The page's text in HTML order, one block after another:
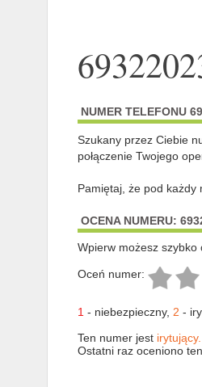
NUMER TELEFONU
Szukany przez Ciebie
połączenie Twojego
Pamiętaj, że pod każdy
OCENA NUMERU:
Wpierw możesz
Oceń numer:
1- niebezpieczny, 2 -
Ten numer jest irytujący.
Ostatni raz oceniono